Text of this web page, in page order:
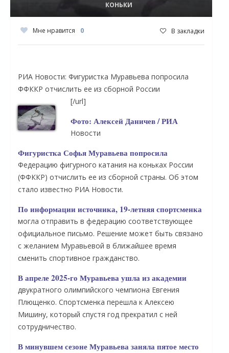
КОНЬКИ
Мне нравится 0 В закладки
РИА Новости: Фигуристка Муравьева попросила
ФФККР отчислить ее из сборной России
[/url]
Фото: Алексей Даничев / РИА
Новости
Фигуристка Софья Муравьева попросила
Федерацию фигурного катания на коньках России
(ФФККР) отчислить ее из сборной страны. Об этом
стало известно РИА Новости.
По информации источника, 19-летняя спортсменка
могла отправить в федерацию соответствующее
официальное письмо. Решение может быть связано
с желанием Муравьевой в ближайшее время
сменить спортивное гражданство.
В апреле 2025-го Муравьева ушла из академии
двукратного олимпийского чемпиона Евгения
Плющенко. Спортсменка перешла к Алексею
Мишину, который спустя год прекратил с ней
сотрудничество.
В минувшем сезоне Муравьева заняла пятое место